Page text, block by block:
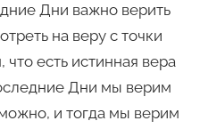
Дни важно верить
на веру с точки
есть истинная вера
Дни мы верим
и тогда мы верим